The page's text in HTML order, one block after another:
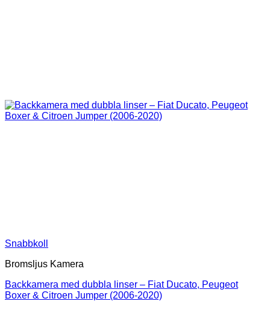
Snabbkoll
Bromsljus Kamera
Backkamera med dubbla linser – Fiat Ducato, Peugeot
Boxer & Citroen Jumper (2006-2020)